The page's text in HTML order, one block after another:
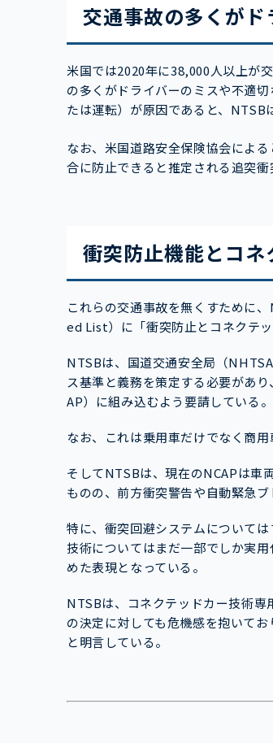
交通事故の多くが
米国では2020年に38,000人以上が
の多くがドライバーのミスや不適
たは運転）が原因であると、NTSB
なお、米国道路安全保険協会による
合に防止できると推定される追突衝
衝突防止機能とコ
これらの交通事故を無くすために
ed List）に「衝突防止とコネクテ
NTSBは、国道交通安全局（
ス基準と義務を策定する必要があ
AP）に組み込むよう要請している。
なお、これは乗用車だけでなく商用
そしてNTSBは、現在のNCAPは車
ものの、前方衝突警告や自動緊急
特に、衝突回避システムについて
技術についてはまだ一部でしか実
めた表現となっている。
NTSBは、コネクテッドカー技術専
の決定に対しても危機感を抱いて
と明言している。